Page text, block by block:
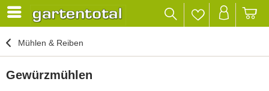
Mühlen & Reiben
Gewürzmühlen